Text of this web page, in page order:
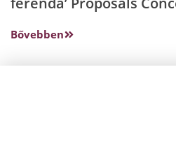
Bővebben